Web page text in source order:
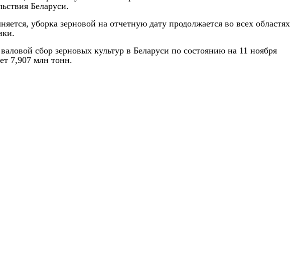
Беларуси.
уборка зерновой на отчетную дату продолжается во всех областях
сбор зерновых культур в Беларуси по состоянию на 11 ноября
7,907 млн тонн.